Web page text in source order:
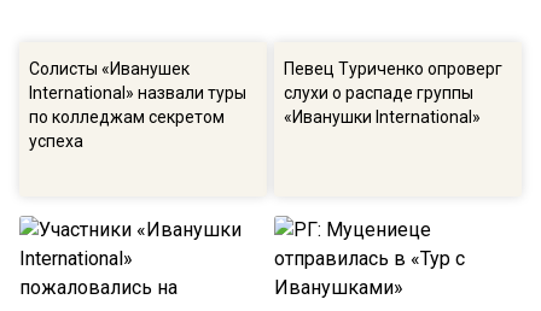
Солисты «Иванушек
International» назвали туры
по колледжам секретом
успеха
Певец Туриченко опроверг
слухи о распаде группы
«Иванушки International»